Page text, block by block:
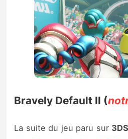
Bravely Default II (
La suite du jeu paru sur3DS